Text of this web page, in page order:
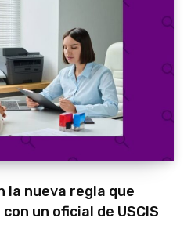
la nueva regla que
un oficial de USCIS